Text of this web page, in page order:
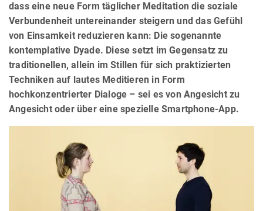
dass eine neue Form täglicher Meditation die soziale
Verbundenheit untereinander steigern und das Gefühl
von Einsamkeit reduzieren kann: Die sogenannte
kontemplative Dyade. Diese setzt im Gegensatz zu
traditionellen, allein im Stillen für sich praktizierten
Techniken auf lautes Meditieren in Form
hochkonzentrierter Dialoge – sei es von Angesicht zu
Angesicht oder über eine spezielle Smartphone-App.